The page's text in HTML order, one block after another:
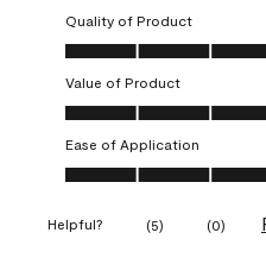
Quality of Product
Quality of Product, 5.0 out of
Value of Product
Value of Product, 5.0 out of 5
Ease of Application
Ease of Application, 5.0 out
Helpful? (5) (0)